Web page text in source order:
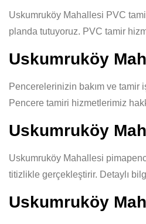
Uskumruköy Mahallesi PVC
planda tutuyoruz. PVC tamir
Uskumruköy
Pencerelerinizin bakım ve tamir
Pencere tamiri hizmetlerimiz
Uskumruköy
Uskumruköy Mahallesi
titizlikle gerçekleştirir. Detaylı
Uskumruköy